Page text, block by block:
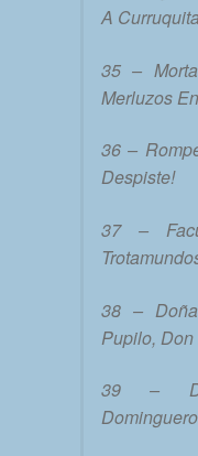
A
35 –
Merluzos
36 –
Despiste!
37 –
38 –
Pupilo,
39 –